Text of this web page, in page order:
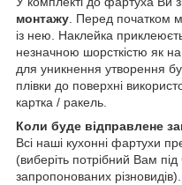
монтажу. Перед початком
із нею. Наклейка
незначною шорсткістю як
для уникнення утворення
плівки до поверхні
картка / ракель.
Коли буде відправлене
Всі наші кухонні фартухи
(виберіть потрібний Вам
запропонованих